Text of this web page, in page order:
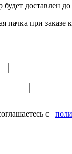
будет доставлен
пачка при заказе
с